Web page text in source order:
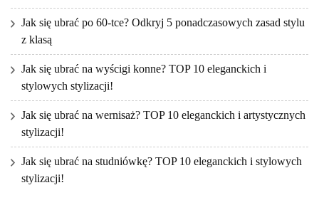
Jak się ubrać po 60-tce? Odkryj 5 ponadczasowych zasad stylu
z klasą
Jak się ubrać na wyścigi konne? TOP 10 eleganckich i
stylowych stylizacji!
Jak się ubrać na wernisaż? TOP 10 eleganckich i artystycznych
stylizacji!
Jak się ubrać na studniówkę? TOP 10 eleganckich i stylowych
stylizacji!